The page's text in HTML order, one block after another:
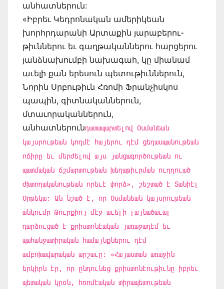
անհատներուն:
«Իբրեւ Կեդրոնական ամերիկեան
խորհրդարանի Արտաքին յարաբերու-
թիւններու եւ գաղթականներու հարցերու
յանձնախումբի նախագահ, կը միանամ
աւելի քան երեսուն պետութիւններուն,
Նորին Սրբութիւն Հռոմի Ֆրանչիսկոս
պապին, գիտնականներուն,
մտաւորականներուն,
անհատներունդատապարտելով Օսմանեան
կայսրութեան կողմէ հայերու դէմ ցեղասպանութեան
ոճիրը եւ մերժելով այս յանցագործութեան ու
պատմական ճշմարտութեան խեղաթիւրման ուղղուած
ժխտողականութեան որեւէ փորձ», շեշտած է Տանիէլ
Օրթեկա: Ան նշած է, որ Օսմանեան կայսրութեան
անկումը Թուրքիոյ մէջ աւելի լայնածաւալ
դարձուցած է քրիստոնէական յառաջադէմ եւ
պահանջատիրական համայնքներու դէմ
ամբոխավարական արշաւը: «Հայաստան առաջին
երկիրն էր, որ ընդունեց քրիստոնէութիւնը իբրեւ
պետական կրօն, հռոմէական տիրապետութեան